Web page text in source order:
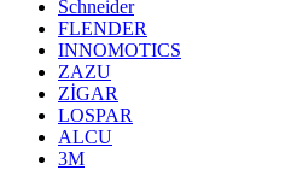
Schneider
FLENDER
INNOMOTICS
ZAZU
ZİGAR
LOSPAR
ALCU
3M